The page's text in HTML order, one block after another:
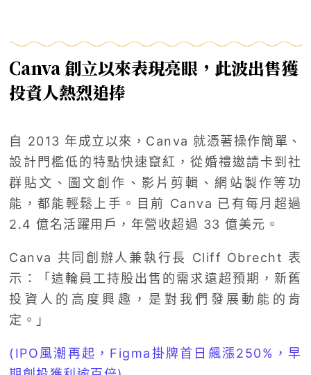
Canva 創立以來表現亮眼，此波出售獲
投資人熱烈追捧
自 2013 年成立以來，Canva 就憑著操作簡單、
設計門檻低的特點快速竄紅，從婚禮邀請卡到社
群貼文、圖文創作、影片剪輯、網站製作等功
能，都能輕鬆上手。目前 Canva 已有每月超過
2.4 億名活躍用戶，年營收超過 33 億美元。
Canva 共同創辦人兼執行長 Cliff Obrecht 表
示：「這輪員工持股出售的需求遠超預期，新舊
投資人的高度興趣，是對我們發展動能的肯
定。」
(IPO風潮再起，Figma掛牌首日飆漲250%，早